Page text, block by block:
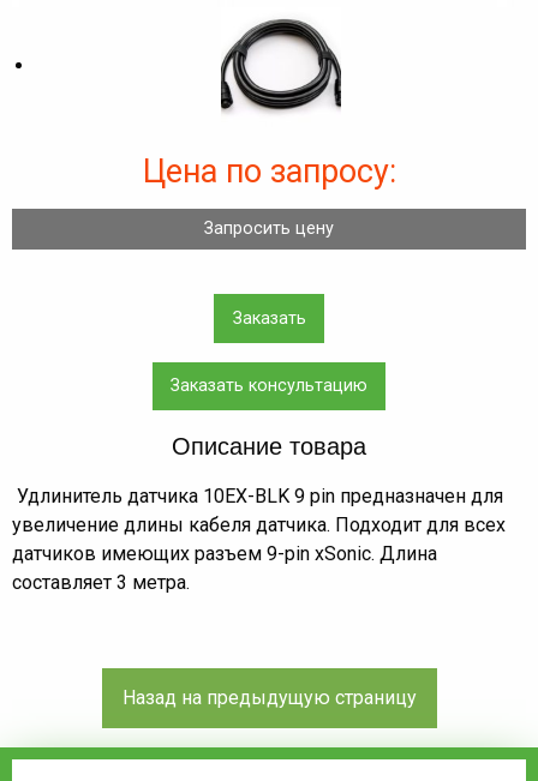
Цена по запросу:
Запросить цену
Заказать
Заказать консультацию
Описание товара
Удлинитель датчика 10EX-BLK 9 pin предназначен для
увеличение длины кабеля датчика. Подходит для всех
датчиков имеющих разъем 9-pin xSonic. Длина
составляет 3 метра.